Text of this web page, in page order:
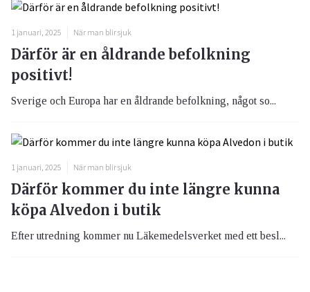
1 januari, 2025 När man blir sjuk
Därför är en åldrande befolkning
positivt!
Sverige och Europa har en åldrande befolkning, något so...
1 januari, 2025 När man blir sjuk
Därför kommer du inte längre kunna
köpa Alvedon i butik
Efter utredning kommer nu Läkemedelsverket med ett besl...